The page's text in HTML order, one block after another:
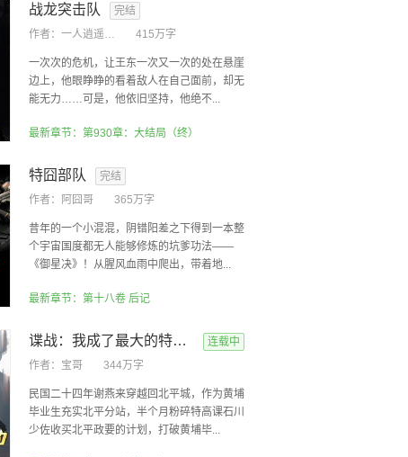
战龙突击队
完结
作者：
一人逍遥似孤独 415万字
一次次的危机，让王东一次又一次的处在悬崖
边上，他眼睁睁的看着敌人在自己面前，却无
能无力……可是，他依旧坚持，他绝不...
最新章节：第930章：大结局（终）
特囧部队
完结
作者：
阿囧哥 365万字
昔年的一个小混混，阴错阳差之下得到一本整
个宇宙国度都无人能够修炼的坑爹功法——
《御星决》！从腥风血雨中爬出，带着地...
最新章节：第十八卷 后记
谍战：我成了最大的特务头子
连载中
作者： 宝哥 344万字
民国二十四年谢燕来穿越回北平城，作为黄埔
毕业生充实北平分站，半个月粉碎特高课石川
少佐收买北平政要的计划，打破黄埔毕...